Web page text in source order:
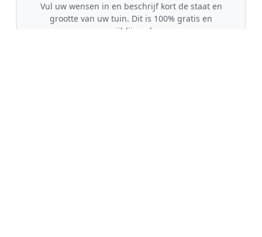
Vul uw wensen in en beschrijf kort de staat en
grootte van uw tuin. Dit is 100% gratis en
vrijblijvend.